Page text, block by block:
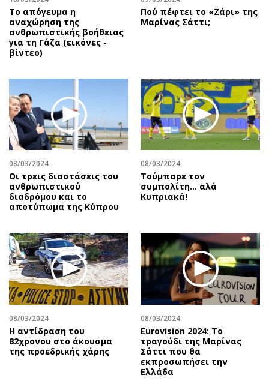
Το απόγευμα η
αναχώρηση της
ανθρωπιστικής βοήθειας
για τη Γάζα (εικόνες -
βίντεο)
Πού πέφτει το «Ζάρι» της
Μαρίνας Σάττι;
08/03/2024
Οι τρεις διαστάσεις του
ανθρωπιστικού
διαδρόμου και το
αποτύπωμα της Κύπρου
08/03/2024
Τούμπαρε τον
συμπολίτη… αλά
Κυπριακά!
08/03/2024
Η αντίδραση του
82χρονου στο άκουσμα
της προεδρικής χάρης
08/03/2024
Eurovision 2024: Το
τραγούδι της Μαρίνας
Σάττι που θα
εκπροσωπήσει την
Ελλάδα